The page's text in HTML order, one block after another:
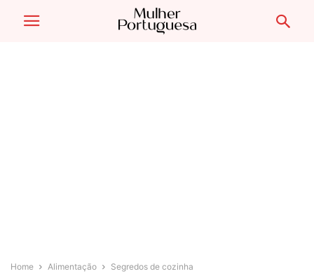
Home Alimentação Segredos de cozinha